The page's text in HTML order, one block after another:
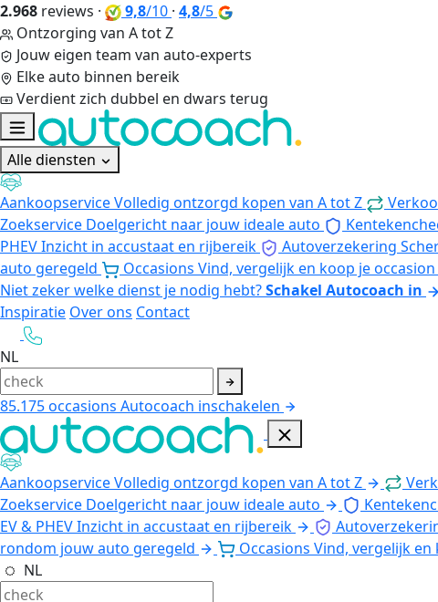
2.968 reviews · 9,8/10 · 4,8/5
Ontzorging van A tot Z
Jouw eigen team van auto-experts
Elke auto binnen bereik
Verdient zich dubbel en dwars terug
Alle diensten
AankoopserviceVolledig ontzorgd kopen van A tot Z
Zoekservice Doelgericht naar jouw ideale auto
PHEVInzicht in accustaat en rijbereik Autoverzekering
auto geregeld
Occasions Vind, vergelijk en koop je
Niet zeker welke dienst je nodig hebt?Schakel Autocoach in
Inspiratie Over ons Contact
NL
85.175occasions Autocoach inschakelen
AankoopserviceVolledig ontzorgd kopen van A tot Z
Zoekservice Doelgericht naar jouw ideale auto
EV & PHEVInzicht in accustaat en rijbereik
rondom jouw auto geregeld
Occasions Vind, vergelijk
NL